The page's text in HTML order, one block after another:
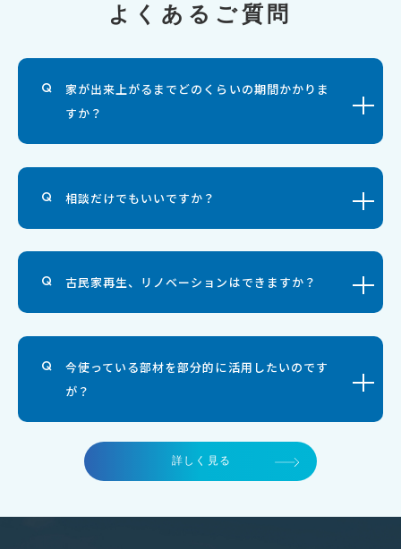
よくあるご質問
家が出来上がるまでどのくらいの期間かかりま
すか？
相談だけでもいいですか？
古民家再生、リノベーションはできますか？
今使っている部材を部分的に活用したいのです
が？
詳しく見る